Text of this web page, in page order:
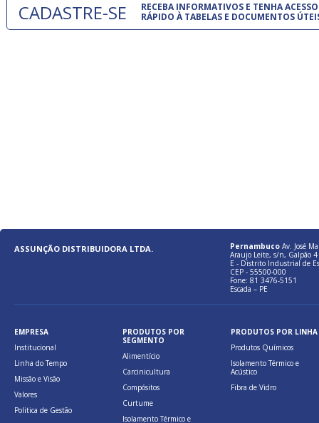
CADASTRE-SE
RECEBA INFORMATIVOS E TENHA ACESSO
RÁPIDO À TABELAS E DOCUMENTOS
ASSUNÇÃO DISTRIBUIDORA LTDA. Pernambuco Av. José
Araujo Leite, s/n, Galpão 4
E - Distrito Industrial de
CEP - 55500-000
Fone: 81 3476-5151
Escada – PE
EMPRESA
Institucional
Linha do Tempo
Missão e Visão
Valores
Politica de Gestão
PRODUTOS POR
SEGMENTO
Alimentício
Carcinicultura
Compósitos
Curtume
Isolamento Térmico e
PRODUTOS POR LINHA
Produtos Químicos
Isolamento Térmico e
Acústico
Fibra de Vidro